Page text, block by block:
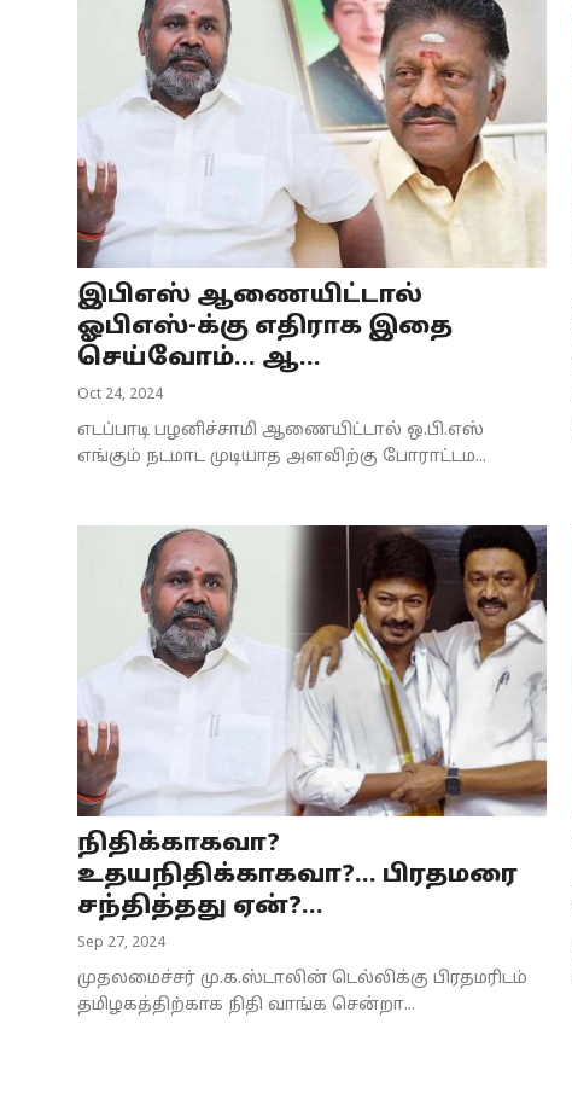
இபிஎஸ் ஆணையிட்டால்
ஓபிஎஸ்-க்கு எதிராக இதை
செய்வோம்... ஆ...
Oct 24, 2024
எடப்பாடி பழனிச்சாமி ஆணையிட்டால் ஒ.பி.எஸ்
எங்கும் நடமாட முடியாத அளவிற்கு போராட்டம...
நிதிக்காகவா?
உதயநிதிக்காகவா?... பிரதமரை
சந்தித்தது ஏன்?...
Sep 27, 2024
முதலமைச்சர் மு.க.ஸ்டாலின் டெல்லிக்கு பிரதமரிடம்
தமிழகத்திற்காக நிதி வாங்க சென்றா...